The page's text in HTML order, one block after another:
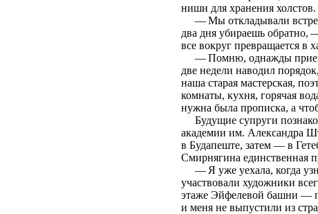
ниши для хранения холстов.
— Мы откладывали
два дня убираешь обратно,
все вокруг превращается в
— Помню, однажды
две недели наводил
наша старая мастерская,
комнаты, кухня, горячая
нужна была прописка, а
Будущие супруги
академии им. Александра
в Будапеште, затем — в
Смирнягина единственная
— Я уже уехала, когда
участвовали художники
этаже Эйфелевой башни —
и меня не выпустили из